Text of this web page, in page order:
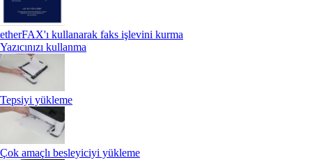
etherFAX'ı kullanarak faks işlevini kurma
Yazıcınızı kullanma
Tepsiyi yükleme
Çok amaçlı besleyiciyi yükleme